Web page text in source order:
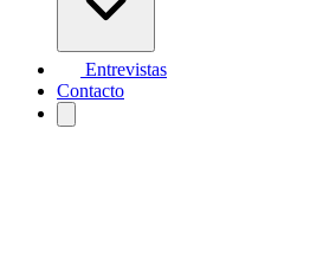
Entrevistas
Contacto